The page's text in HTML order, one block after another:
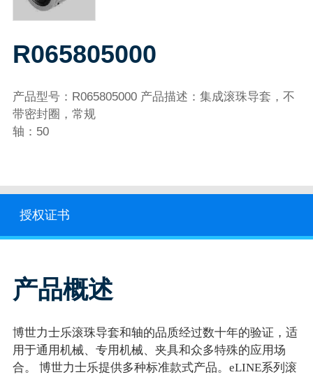
R065805000
产品型号：R065805000 产品描述：集成滚珠导套，不
带密封圈，常规
轴：50
授权证书
产品概述
博世力士乐滚珠导套和轴的品质经过数十年的验证，适
用于通用机械、专用机械、夹具和众多特殊的应用场
合。 博世力士乐提供多种标准款式产品。eLINE系列滚